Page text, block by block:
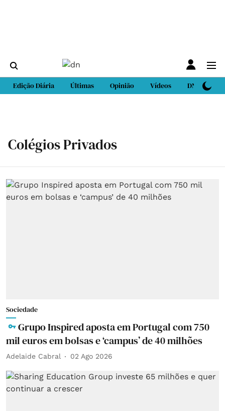
Edição Diária Últimas Opinião Vídeos DN Sport
Colégios Privados
Sociedade
Grupo Inspired aposta em Portugal com 750
mil euros em bolsas e ‘campus’ de 40 milhões
Adelaide Cabral 02 Ago 2026